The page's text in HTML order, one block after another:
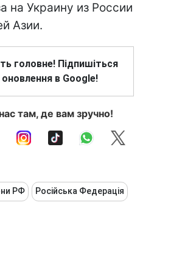
на Украину из России
Азии.
головне! Підпишіться
оновлення в Google!
там, де вам зручно!
РФ Російська Федерація